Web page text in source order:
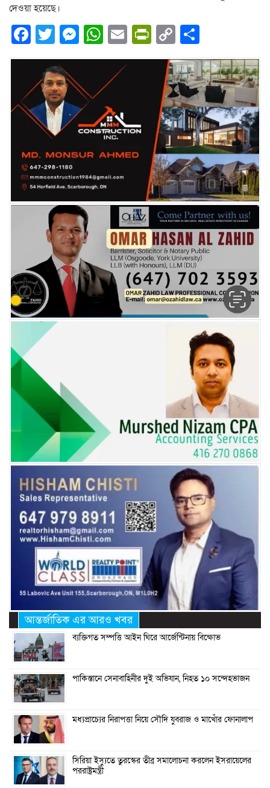
দেওয়া হয়েছে।
Facebook
Twitter
Messenger
WhatsApp
EmailPrintFriendly
Copy
Link
আন্তর্জাতিক এর আরও খবর
ব্যক্তিগত সম্পত্তি আইন ঘিরে আর্জেন্টিনায় বিক্ষোভ
পাকিস্তানে সেনাবাহিনীর দুই অভিযান, নিহত ১০ সন্দেহভাজন
মধ্যপ্রাচ্যের নিরাপত্তা নিয়ে সৌদি যুবরাজ ও মাখোঁর ফোনালাপ
সিরিয়া ইস্যুতে তুরস্কের তীব্র সমালোচনা করলেন ইসরায়েলের
পররাষ্ট্রমন্ত্রী